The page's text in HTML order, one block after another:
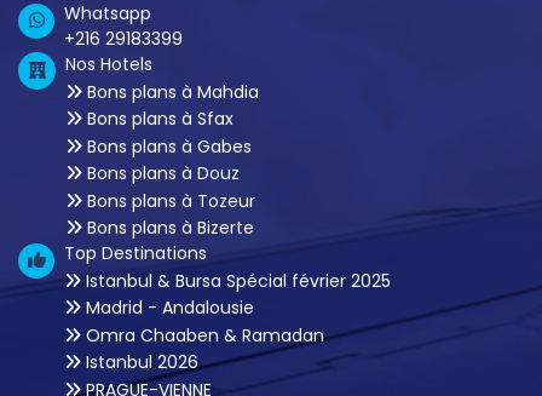
Whatsapp
+216 29183399
Nos Hotels
Bons plans à Mahdia
Bons plans à Sfax
Bons plans à Gabes
Bons plans à Douz
Bons plans à Tozeur
Bons plans à Bizerte
Top Destinations
Istanbul & Bursa Spécial février 2025
Madrid - Andalousie
Omra Chaaben & Ramadan
Istanbul 2026
PRAGUE-VIENNE